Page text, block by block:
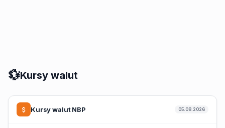
💱Kursy walut
Kursy walut NBP 05.08.2026